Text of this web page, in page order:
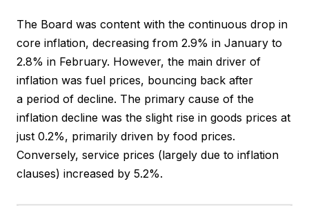
The Board was content with the continuous drop in
core inflation, decreasing from 2.9% in January to
2.8% in February. However, the main driver of
inflation was fuel prices, bouncing back after
a period of decline. The primary cause of the
inflation decline was the slight rise in goods prices at
just 0.2%, primarily driven by food prices.
Conversely, service prices (largely due to inflation
clauses) increased by 5.2%.